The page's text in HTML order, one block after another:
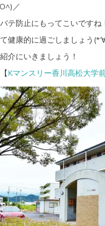
／
テ防止にもってこいですね
健康的に過ごしましょう
介にいきましょう！
Kマンスリー香川高松大学